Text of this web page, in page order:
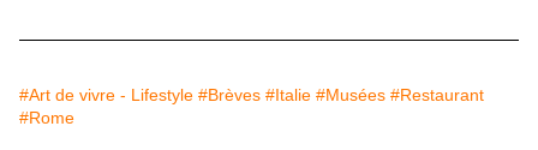
#Art de vivre - Lifestyle #Brèves #Italie #Musées #Restaurant
#Rome